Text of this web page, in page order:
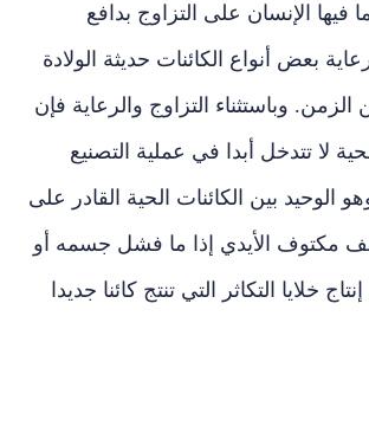
فيها الإنسان على التزاوج بدافع
بعض أنواع الكائنات حديثة الولادة
وباستثناء التزاوج والرعاية فإن
لا تتدخل أبدا في عملية التصنيع
الوحيد بين الكائنات الحية القادر على
مكتوف الأيدي إذا ما فشل جسمه أو
خلايا التكاثر التي تنتج كائنا جديدا